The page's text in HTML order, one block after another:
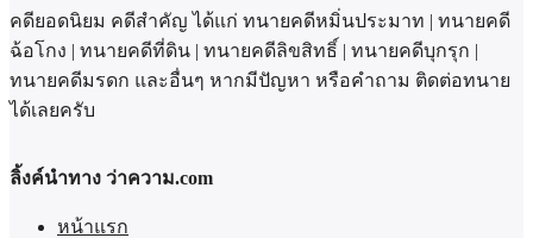
คดียอดนิยม คดีสำคัญ ได้แก่ ทนายคดีหมิ่นประมาท | ทนายคดี
ฉ้อโกง | ทนายคดีที่ดิน | ทนายคดีลิขสิทธิ์ | ทนายคดีบุกรุก |
ทนายคดีมรดก และอื่นๆ หากมีปัญหา หรือคำถาม ติดต่อทนาย
ได้เลยครับ
ลิ้งค์นำทาง ว่าความ.com
หน้าแรก